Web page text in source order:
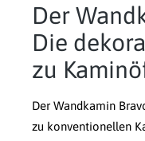
Der
Die
zu
Der Wandkamin
zu konventionellen